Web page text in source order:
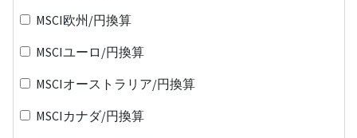
MSCI欧州/円換算
MSCIユーロ/円換算
MSCIオーストラリア/円換算
MSCIカナダ/円換算